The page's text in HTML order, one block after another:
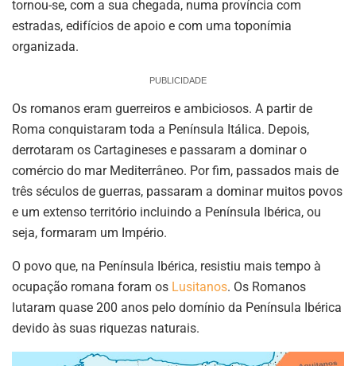
tornou-se, com a sua chegada, numa província com
estradas, edifícios de apoio e com uma toponímia
organizada.
PUBLICIDADE
Os romanos eram guerreiros e ambiciosos. A partir de
Roma conquistaram toda a Península Itálica. Depois,
derrotaram os Cartagineses e passaram a dominar o
comércio do mar Mediterrâneo. Por fim, passados mais de
três séculos de guerras, passaram a dominar muitos povos
e um extenso território incluindo a Península Ibérica, ou
seja, formaram um Império.
O povo que, na Península Ibérica, resistiu mais tempo à
ocupação romana foram os Lusitanos. Os Romanos
lutaram quase 200 anos pelo domínio da Península Ibérica
devido às suas riquezas naturais.